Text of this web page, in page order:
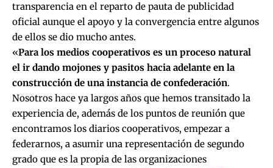
transparencia en el reparto de pauta de publicidad
oficial aunque el apoyo y la convergencia entre algunos
de ellos se dio mucho antes.
«Para los medios cooperativos es un proceso natural
el ir dando mojones y pasitos hacia adelante en la
construcción de una instancia de confederación.
Nosotros hace ya largos años que hemos transitado la
experiencia de, además de los puntos de reunión que
encontramos los diarios cooperativos, empezar a
federarnos, a asumir una representación de segundo
grado que es la propia de las organizaciones